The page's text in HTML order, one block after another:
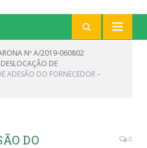
Nº A/2019-060802
DE
ADESÃO DO FORNECEDOR –
DO
0